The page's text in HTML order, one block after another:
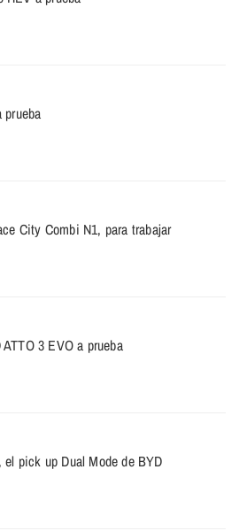
prueba
City Combi N1, para trabajar
3 EVO a prueba
el pick up Dual Mode de BYD